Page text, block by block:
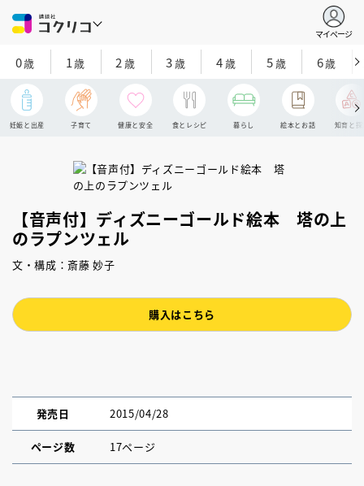
マイページ
0歳 1歳 2 歳 3歳 4歳 5歳 6歳
妊娠と出産 子育て 健康と安全 食とレシピ 暮らし 絵本とお話 知育と探
【音声付】ディズニーゴールド絵本 塔の上
のラプンツェル
文・構成：斎藤 妙子
購入はこちら
発売日 2015/04/28
ページ数 17ページ